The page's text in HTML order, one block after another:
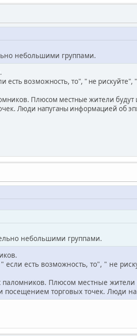
небольшими группами.
возможность, то", " не рискуйте",
Плюсом местные жители будут
Люди напуганы информацией об
небольшими группами.
есть возможность, то", " не
Плюсом местные жители
посещением торговых точек. Люди